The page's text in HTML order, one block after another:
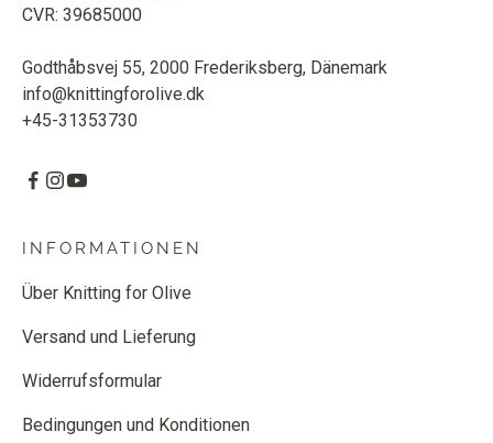
CVR: 39685000
Godthåbsvej 55, 2000 Frederiksberg, Dänemark
info@knittingforolive.dk
+45-31353730
INFORMATIONEN
Über Knitting for Olive
Versand und Lieferung
Widerrufsformular
Bedingungen und Konditionen